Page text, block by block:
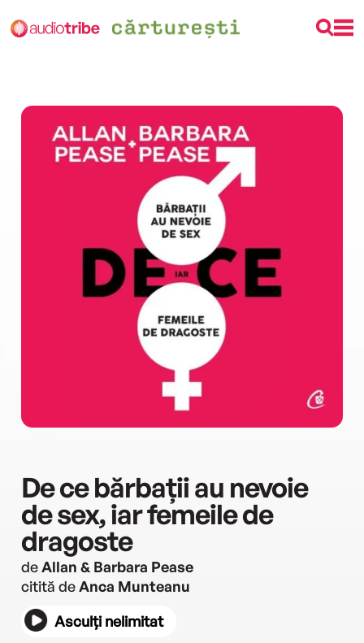
De ce bărbații au nevoie
de sex, iar femeile de
dragoste
deAllan & Barbara Pease
citită deAnca Munteanu
Asculți nelimitat